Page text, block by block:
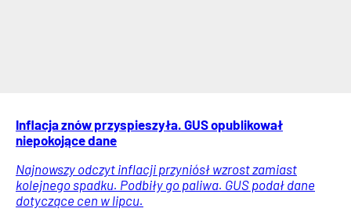
Inflacja znów przyspieszyła. GUS opublikował
niepokojące dane
Najnowszy odczyt inflacji przyniósł wzrost zamiast
kolejnego spadku. Podbiły go paliwa. GUS podał dane
dotyczące cen w lipcu.